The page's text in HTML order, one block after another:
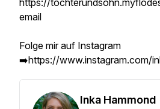
https://
email
Folge mir auf Instagram
➡️https://www.instagram.com/
Inka Hammond